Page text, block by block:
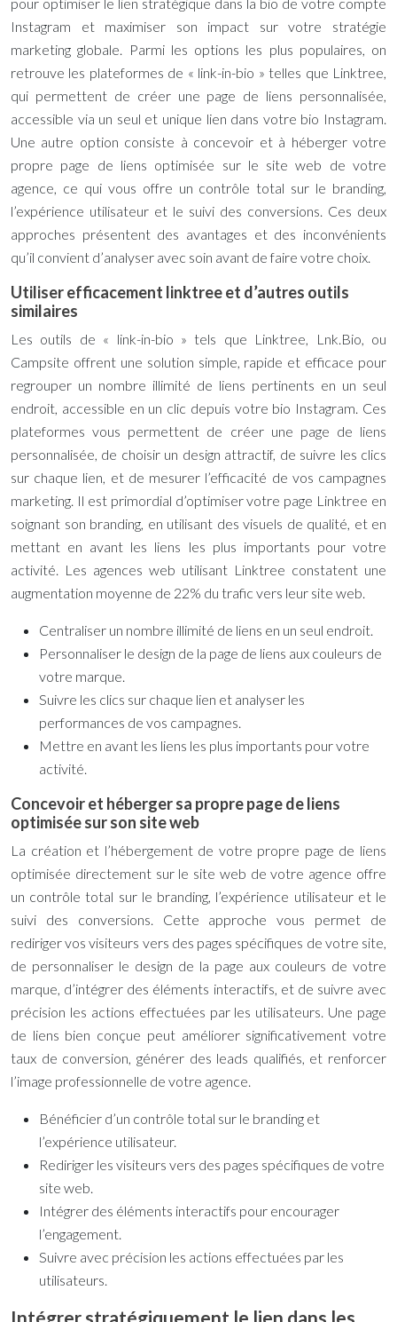
Instagram et maximiser son impact sur votre stratégie
marketing globale. Parmi les options les plus populaires, on
retrouve les plateformes de « link-in-bio » telles que Linktree,
qui permettent de créer une page de liens personnalisée,
accessible via un seul et unique lien dans votre bio Instagram.
Une autre option consiste à concevoir et à héberger votre
propre page de liens optimisée sur le site web de votre
agence, ce qui vous offre un contrôle total sur le branding,
l’expérience utilisateur et le suivi des conversions. Ces deux
approches présentent des avantages et des inconvénients
qu’il convient d’analyser avec soin avant de faire votre choix.
Utiliser efficacement linktree et d’autres outils
similaires
Les outils de « link-in-bio » tels que Linktree, Lnk.Bio, ou
Campsite offrent une solution simple, rapide et efficace pour
regrouper un nombre illimité de liens pertinents en un seul
endroit, accessible en un clic depuis votre bio Instagram. Ces
plateformes vous permettent de créer une page de liens
personnalisée, de choisir un design attractif, de suivre les clics
sur chaque lien, et de mesurer l’efficacité de vos campagnes
marketing. Il est primordial d’optimiser votre page Linktree en
soignant son branding, en utilisant des visuels de qualité, et en
mettant en avant les liens les plus importants pour votre
activité. Les agences web utilisant Linktree constatent une
augmentation moyenne de 22% du trafic vers leur site web.
Centraliser un nombre illimité de liens en un seul endroit.
Personnaliser le design de la page de liens aux couleurs de
votre marque.
Suivre les clics sur chaque lien et analyser les
performances de vos campagnes.
Mettre en avant les liens les plus importants pour votre
activité.
Concevoir et héberger sa propre page de liens
optimisée sur son site web
La création et l’hébergement de votre propre page de liens
optimisée directement sur le site web de votre agence offre
un contrôle total sur le branding, l’expérience utilisateur et le
suivi des conversions. Cette approche vous permet de
rediriger vos visiteurs vers des pages spécifiques de votre site,
de personnaliser le design de la page aux couleurs de votre
marque, d’intégrer des éléments interactifs, et de suivre avec
précision les actions effectuées par les utilisateurs. Une page
de liens bien conçue peut améliorer significativement votre
taux de conversion, générer des leads qualifiés, et renforcer
l’image professionnelle de votre agence.
Bénéficier d’un contrôle total sur le branding et
l’expérience utilisateur.
Rediriger les visiteurs vers des pages spécifiques de votre
site web.
Intégrer des éléments interactifs pour encourager
l’engagement.
Suivre avec précision les actions effectuées par les
utilisateurs.
Intégrer stratégiquement le lien dans les